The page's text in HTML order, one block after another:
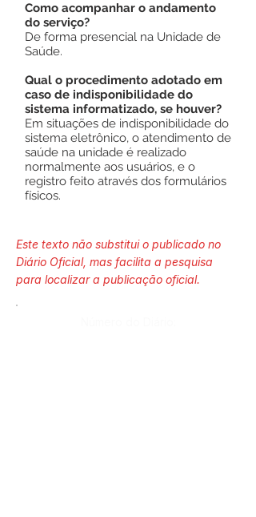
Como acompanhar o andamento
do serviço?
De forma presencial na Unidade de
Saúde.
Qual o procedimento adotado em
caso de indisponibilidade do
sistema informatizado, se houver?
Em situações de indisponibilidade do
sistema eletrônico, o atendimento de
saúde na unidade é realizado
normalmente aos usuários, e o
registro feito através dos formulários
físicos.
Este texto não substitui o publicado no
Diário Oficial, mas facilita a pesquisa
para localizar a publicação oficial.